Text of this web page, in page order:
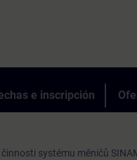
e inscripción
systému měničů